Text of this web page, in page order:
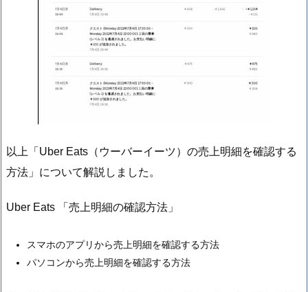
以上「Uber Eats（ウーバーイーツ）の売上明細を確認する
方法」について解説しました。
Uber Eats 「売上明細の確認方法」
スマホのアプリから売上明細を確認する方法
パソコンから売上明細を確認する方法